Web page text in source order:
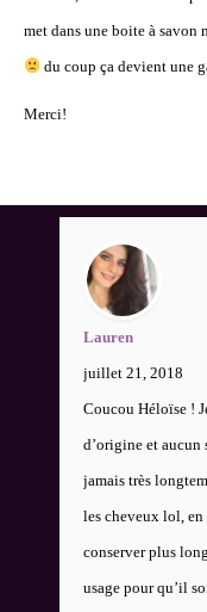
met dans une boite à
du coup ça devient une
Merci!
Lauren
juillet 21, 2018
Coucou Héloïse !
d’origine et aucun
jamais très
les cheveux lol,
conserver plus
usage pour qu’il